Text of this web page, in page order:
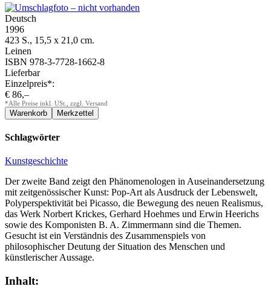
Deutsch
1996
423 S., 15,5 x 21,0 cm.
Leinen
ISBN 978-3-7728-1662-8
Lieferbar
Einzelpreis*:
€ 86,–
*Alle Preise inkl. USt., zzgl. Versand
Schlagwörter
Kunstgeschichte
Der zweite Band zeigt den Phänomenologen in Auseinandersetzung
mit zeitgenössischer Kunst: Pop-Art als Ausdruck der Lebenswelt,
Polyperspektivität bei Picasso, die Bewegung des neuen Realismus,
das Werk Norbert Krickes, Gerhard Hoehmes und Erwin Heerichs
sowie des Komponisten B. A. Zimmermann sind die Themen.
Gesucht ist ein Verständnis des Zusammenspiels von
philosophischer Deutung der Situation des Menschen und
künstlerischer Aussage.
Inhalt: